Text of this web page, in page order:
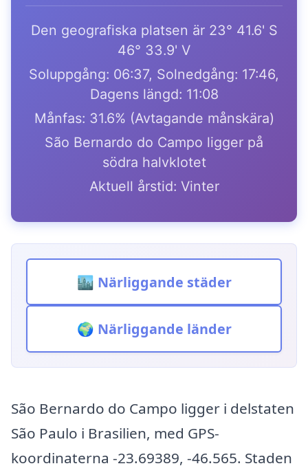
Den geografiska platsen är 23° 41.6' S
46° 33.9' V
Soluppgång: 06:37, Solnedgång: 17:46,
Dagens längd: 11:08
Månfas: 31.6% (Avtagande månskära)
São Bernardo do Campo ligger på
södra halvklotet
Aktuell årstid: Vinter
🏙️ Närliggande städer
🌍 Närliggande länder
São Bernardo do Campo ligger i delstaten
São Paulo i Brasilien, med GPS-
koordinaterna -23.69389, -46.565. Staden